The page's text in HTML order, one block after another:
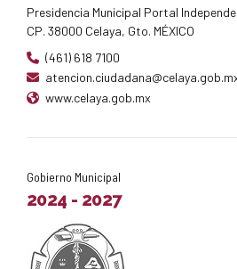
Presidencia Municipal Portal
CP. 38000 Celaya, Gto. MÉXICO
(461) 618 7100
www.celaya.gob.mx
Gobierno Municipal
2024 - 2027